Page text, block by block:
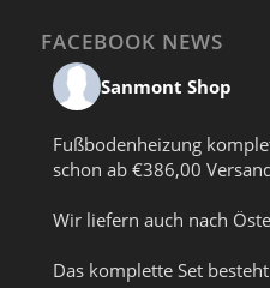
FACEBOOK NEWS
Sanmont Shop
Fußbodenheizung
schon ab €386,00
Wir liefern auch nach
Das komplette Set